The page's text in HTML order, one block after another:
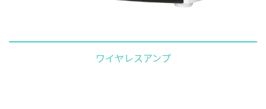
ワイヤレスアンプ